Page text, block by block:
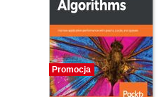
Promocja